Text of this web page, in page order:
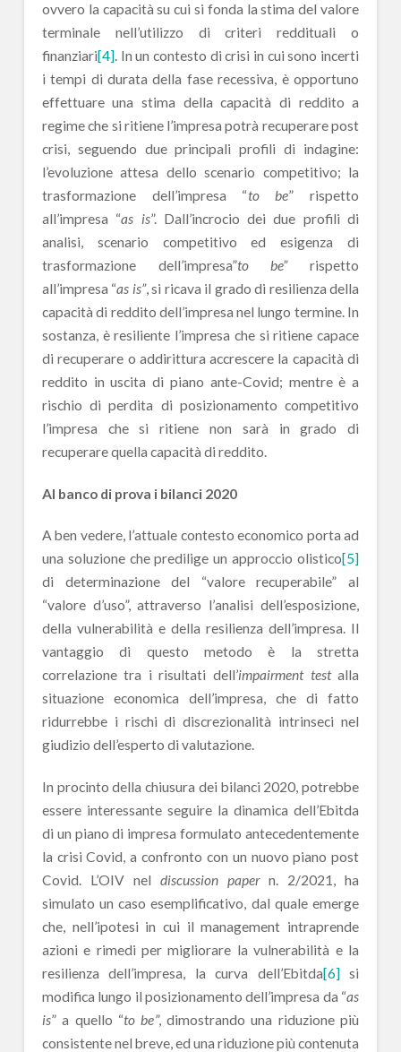
ovvero la capacità su cui si fonda la stima del valore
terminale nell’utilizzo di criteri reddituali o
finanziari[4]. In un contesto di crisi in cui sono incerti
i tempi di durata della fase recessiva, è opportuno
effettuare una stima della capacità di reddito a
regime che si ritiene l’impresa potrà recuperare post
crisi, seguendo due principali profili di indagine:
l’evoluzione attesa dello scenario competitivo; la
trasformazione dell’impresa “to be” rispetto
all’impresa “as is”. Dall’incrocio dei due profili di
analisi, scenario competitivo ed esigenza di
trasformazione dell’impresa”to be”rispetto
all’impresa “as is”, si ricava il grado di resilienza della
capacità di reddito dell’impresa nel lungo termine. In
sostanza, è resiliente l’impresa che si ritiene capace
di recuperare o addirittura accrescere la capacità di
reddito in uscita di piano ante-Covid; mentre è a
rischio di perdita di posizionamento competitivo
l’impresa che si ritiene non sarà in grado di
recuperare quella capacità di reddito.
Al banco di prova i bilanci 2020
A ben vedere, l’attuale contesto economico porta ad
una soluzione che predilige un approccio olistico[5]
di determinazione del “valore recuperabile” al
“valore d’uso”, attraverso l’analisi dell’esposizione,
della vulnerabilità e della resilienza dell’impresa. Il
vantaggio di questo metodo è la stretta
correlazione tra i risultati dell’impairment testalla
situazione economica dell’impresa, che di fatto
ridurrebbe i rischi di discrezionalità intrinseci nel
giudizio dell’esperto di valutazione.
In procinto della chiusura dei bilanci 2020, potrebbe
essere interessante seguire la dinamica dell’Ebitda
di un piano di impresa formulato antecedentemente
la crisi Covid, a confronto con un nuovo piano post
Covid. L’OIV nel discussion papern. 2/2021, ha
simulato un caso esemplificativo, dal quale emerge
che, nell’ipotesi in cui il management intraprende
azioni e rimedi per migliorare la vulnerabilità e la
resilienza dell’impresa, la curva dell’Ebitda[6]si
modifica lungo il posizionamento dell’impresa da “as
is” a quello “to be”, dimostrando una riduzione più
consistente nel breve, ed una riduzione più contenuta